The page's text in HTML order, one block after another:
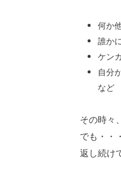
何か
誰か
ケン
自分
など
その時々
でも・・
返し続け